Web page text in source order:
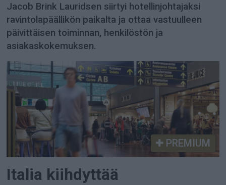
Jacob Brink Lauridsen siirtyi hotellinjohtajaksi
ravintolapäällikön paikalta ja ottaa vastuulleen
päivittäisen toiminnan, henkilöstön ja
asiakaskokemuksen.
PREMIUM
Italia kiihdyttää